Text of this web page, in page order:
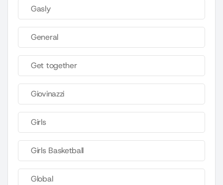
Gasly
General
Get together
Giovinazzi
Girls
Girls Basketball
Global